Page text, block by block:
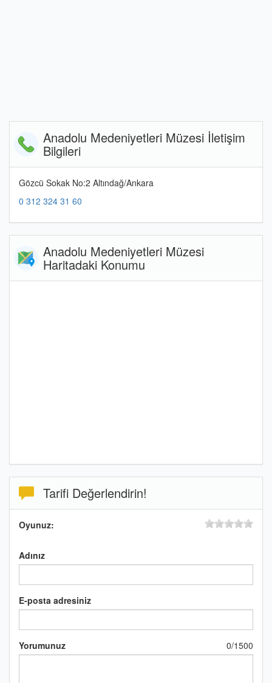
Anadolu Medeniyetleri Müzesi İletişim
Bilgileri
Gözcü Sokak No:2 Altındağ/Ankara
0 312 324 31 60
Anadolu Medeniyetleri Müzesi
Haritadaki Konumu
Tarifi Değerlendirin!
Oyunuz:
Adınız
E-posta adresiniz
Yorumunuz 0/1500